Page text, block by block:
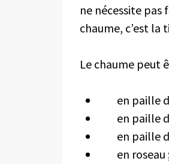
ne nécessite pas
chaume, c’est la
Le chaume peut
en paille
en paille
en paille
en roseau